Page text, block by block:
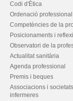
Codi d'Ètica
Ordenació professional
Competències de la
Posicionaments i
Observatori de la
Actualitat sanitària
Agenda professional
Premis i beques
Associacions i
infermeres